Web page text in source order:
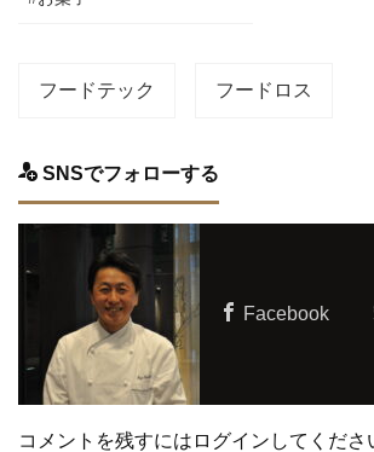
フードテック フードロス
SNSでフォローする
Facebook
コメントを残すにはログインしてくださ